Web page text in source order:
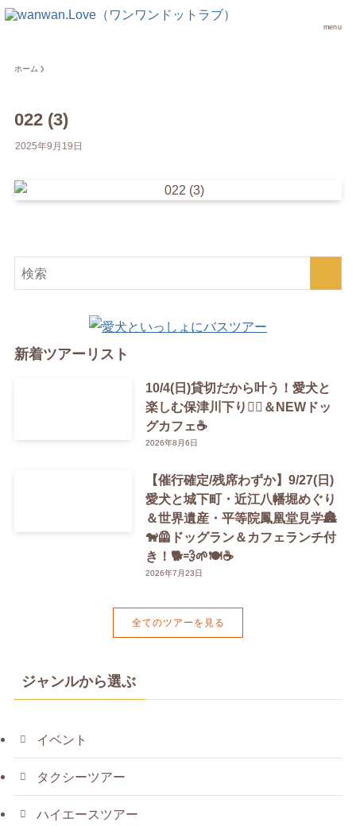
menu
ホーム
022 (3)
2025年9月19日
新着ツアーリスト
10/4(日)貸切だから叶う！愛犬と
楽しむ保津川下り🚣‍♀️＆NEWドッ
グカフェ☕️
2026年8月6日
【催行確定/残席わずか】9/27(日)
愛犬と城下町・近江八幡堀めぐり
＆世界遺産・平等院鳳凰堂見学🏯
🐕‍🦺ドッグラン＆カフェランチ付
き！🐕💨🌱🍽️☕️
2026年7月23日
全てのツアーを見る
ジャンルから選ぶ
イベント
タクシーツアー
ハイエースツアー